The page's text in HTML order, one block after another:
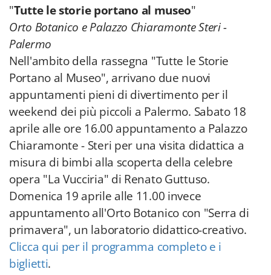
"Tutte le storie portano al museo"
Orto Botanico e Palazzo Chiaramonte Steri -
Palermo
Nell'ambito della rassegna "Tutte le Storie
Portano al Museo", arrivano due nuovi
appuntamenti pieni di divertimento per il
weekend dei più piccoli a Palermo. Sabato 18
aprile alle ore 16.00 appuntamento a Palazzo
Chiaramonte - Steri per una visita didattica a
misura di bimbi alla scoperta della celebre
opera "La Vucciria" di Renato Guttuso.
Domenica 19 aprile alle 11.00 invece
appuntamento all'Orto Botanico con "Serra di
primavera", un laboratorio didattico-creativo.
Clicca qui per il programma completo e i
biglietti.